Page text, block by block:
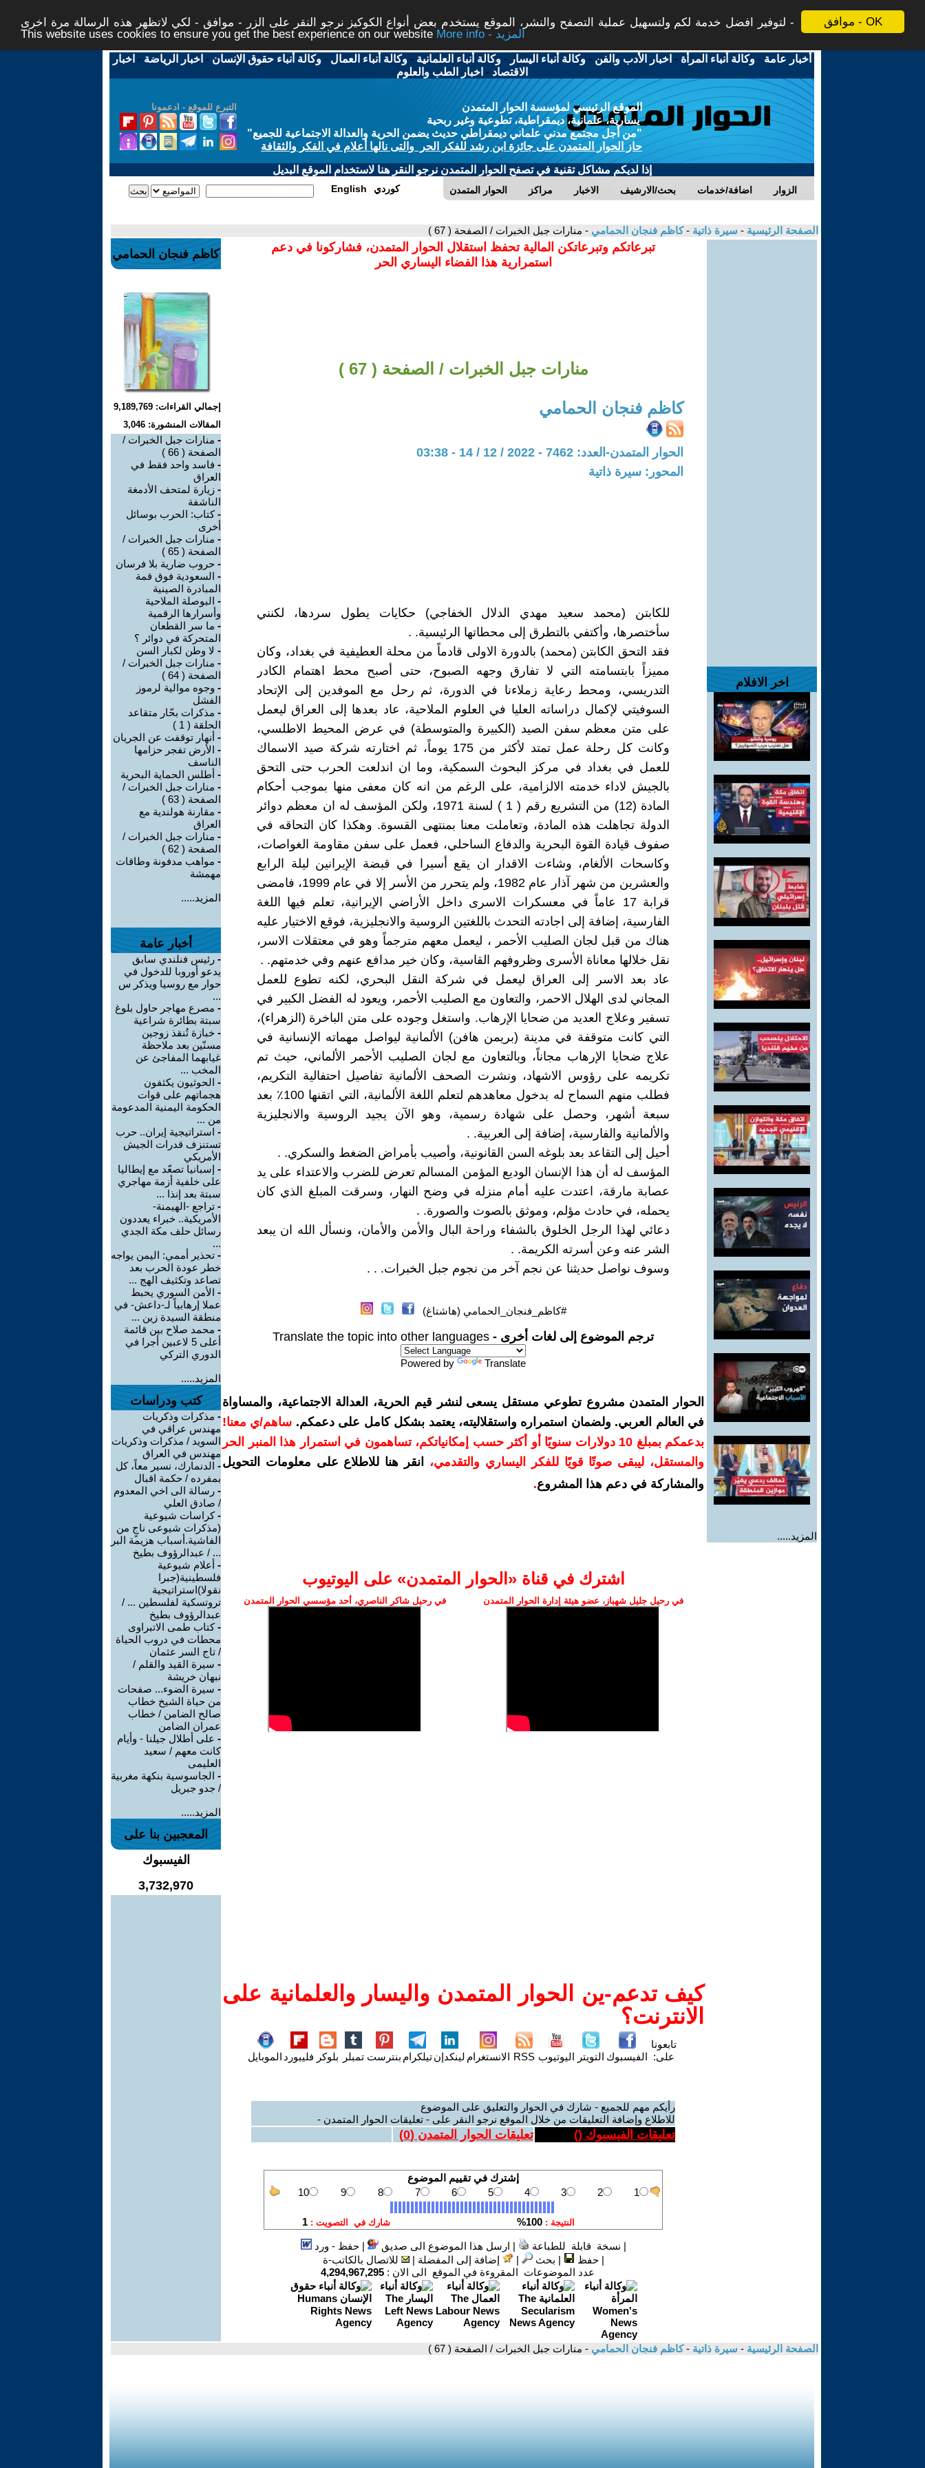
موافق - OK
لتوفير افضل خدمة لكم ولتسهيل عملية التصفح والنشر، الموقع يستخدم بعض أنواع الكوكيز نرجو النقر على الزر - موافق - لكي لاتظهر هذه الرسالة مرة اخرى -
This website uses cookies to ensure you get the best experience on our website
More info - المزيد
أخبار عامة -وكالة أنباء المرأة - اخبار الأدب والفن -وكالة أنباء اليسار -وكالة أنباء العلمانية -وكالة أنباء العمال -وكالة أنباء حقوق الإنسان - اخبار الرياضة - اخبار
الاقتصاد - اخبار الطب والعلوم
التبرع للموقع - ادعمونا
الموقع الرئيسي لمؤسسة الحوار المتمدن
يسارية، علمانية، ديمقراطية، تطوعية وغير ربحية
"من أجل مجتمع مدني علماني ديمقراطي حديث يضمن الحرية والعدالة الاجتماعية للجميع"
حاز الحوار المتمدن على جائزة ابن رشد للفكر الحر والتى نالها أعلام في الفكر والثقافة
إذا لديكم مشاكل تقنية في تصفح الحوار المتمدن نرجو النقر هنا لاستخدام الموقع البديل
الحوار المتمدن مراكز الاخبار بحث/الارشيف اضافة/خدمات الزوار English كوردي
الصفحة الرئيسية - سيرة ذاتية -كاظم فنجان الحمامي - منارات جبل الخبرات / الصفحة ( 67 )
اخر الافلام
المزيد.....
تبرعاتكم وتبرعاتكن المالية تحفظ استقلال الحوار المتمدن، فشاركونا في دعم
استمرارية هذا الفضاء اليساري الحر
منارات جبل الخبرات / الصفحة ( 67 )
كاظم فنجان الحمامي
الحوار المتمدن-العدد: 7462 - 2022 / 12 / 14 - 03:38
المحور: سيرة ذاتية
للكابتن (محمد سعيد مهدي الدلال الخفاجي) حكايات يطول سردها، لكنني
سأختصرها، وأكتفي بالتطرق إلى محطاتها الرئيسية. .
فقد التحق الكابتن (محمد) بالدورة الاولى قادماً من محلة العطيفية في بغداد، وكان
مميزاً بابتسامته التي لا تفارق وجهه الصبوح، حتى أصبح محط اهتمام الكادر
التدريسي، ومحط رعاية زملاءنا في الدورة، ثم رحل مع الموفدين إلى الإتحاد
السوفيتي لإكمال دراساته العليا في العلوم الملاحية، عاد بعدها إلى العراق ليعمل
على متن معظم سفن الصيد (الكبيرة والمتوسطة) في عرض المحيط الاطلسي،
وكانت كل رحلة عمل تمتد لأكثر من 175 يوماً، ثم اختارته شركة صيد الاسماك
للعمل في بغداد في مركز البحوث السمكية، وما ان اندلعت الحرب حتى التحق
بالجيش لاداء خدمته الالزامية، على الرغم من انه كان معفى منها بموجب أحكام
المادة (12) من التشريع رقم ( 1 ) لسنة 1971، ولكن المؤسف له ان معظم دوائر
الدولة تجاهلت هذه المادة، وتعاملت معنا بمنتهى القسوة. وهكذا كان التحاقه في
صفوف قيادة القوة البحرية والدفاع الساحلي، فعمل على سفن مقاومة الغواصات،
وكاسحات الألغام، وشاءت الاقدار ان يقع أسيرا في قبضة الإيرانين ليلة الرابع
والعشرين من شهر آذار عام 1982، ولم يتحرر من الأسر إلا في عام 1999، فامضى
قرابة 17 عاماً في معسكرات الاسرى داخل الأراضي الإيرانية، تعلم فيها اللغة
الفارسية، إضافة إلى اجادته التحدث باللغتين الروسية والانجليزية، فوقع الاختيار عليه
هناك من قبل لجان الصليب الأحمر ، ليعمل معهم مترجماً وهو في معتقلات الاسر،
نقل خلالها معاناة الأسرى وظروفهم القاسية، وكان خير مدافع عنهم وفي خدمتهم. .
عاد بعد الاسر إلى العراق ليعمل في شركة النقل البحري، لكنه تطوع للعمل
المجاني لدى الهلال الاحمر، والتعاون مع الصليب الأحمر، ويعود له الفضل الكبير في
تسفير وعلاج العديد من ضحايا الإرهاب. واستغل وجوده على متن الباخرة (الزهراء)،
التي كانت متوقفة في مدينة (بريمن هافن) الألمانية ليواصل مهماته الإنسانية في
علاج ضحايا الإرهاب مجاناً، وبالتعاون مع لجان الصليب الأحمر الألماني، حيث تم
تكريمه على رؤوس الاشهاد، ونشرت الصحف الألمانية تفاصيل احتفالية التكريم،
فطلب منهم السماح له بدخول معاهدهم لتعلم اللغة الألمانية، التي اتقنها 100٪ بعد
سبعة أشهر، وحصل على شهادة رسمية، وهو الآن يجيد الروسية والانجليزية
والألمانية والفارسية، إضافة إلى العربية. .
أحيل إلى التقاعد بعد بلوغه السن القانونية، وأصيب بأمراض الضغط والسكري. .
المؤسف له أن هذا الإنسان الوديع المؤمن المسالم تعرض للضرب والاعتداء على يد
عصابة مارقة، اعتدت عليه أمام منزله في وضح النهار، وسرقت المبلغ الذي كان
يحمله، في حادث مؤلم، وموثق بالصوت والصورة. .
دعائي لهذا الرجل الخلوق بالشفاء وراحة البال والأمن والأمان، ونسأل الله ان يبعد
الشر عنه وعن أسرته الكريمة. .
وسوف نواصل حديثنا عن نجم آخر من نجوم جبل الخبرات. . .
#كاظم_فنجان_الحمامي (هاشتاغ)
ترجم الموضوع إلى لغات أخرى - Translate the topic into other languages
Powered by Translate
الحوار المتمدن مشروع تطوعي مستقل يسعى لنشر قيم الحرية، العدالة الاجتماعية، والمساواة
في العالم العربي. ولضمان استمراره واستقلاليته، يعتمد بشكل كامل على دعمكم. ساهم/ي معنا!
بدعمكم بمبلغ 10 دولارات سنويًا أو أكثر حسب إمكانياتكم، تساهمون في استمرار هذا المنبر الحر
والمستقل، ليبقى صوتًا قويًا للفكر اليساري والتقدمي،
انقر هنا للاطلاع على معلومات التحويل
والمشاركة في دعم هذا المشروع.
اشترك في قناة ‫«الحوار المتمدن» على اليوتيوب
في رحيل جليل شهباز، عضو هيئة إدارة الحوار المتمدن في رحيل شاكر الناصري، أحد مؤسسي الحوار المتمدن
كيف تدعم-ين الحوار المتمدن واليسار والعلمانية على
الانترنت؟
تابعونا
على: الفيسبوك التويتر اليوتيوب RSS الانستغرام لينكدإنتيلكرام بنترست تمبلر بلوكر فليبورد الموبايل
رأيكم مهم للجميع - شارك في الحوار والتعليق على الموضوع
للاطلاع وإضافة التعليقات من خلال الموقع نرجو النقر على - تعليقات الحوار المتمدن -
تعليقات الفيسبوك () تعليقات الحوار المتمدن (0
)
| نسخة قابلة للطباعة | ارسل هذا الموضوع الى صديق |حفظ - ورد
|حفظ | بحث | إضافة إلى المفضلة |
للاتصال بالكاتب-ة
عدد الموضوعات المقروءة في الموقع الى الان : 4,294,967,295
كاظم فنجان الحمامي
إجمالي القراءات: 9,189,769
المقالات المنشورة: 3,046
- منارات جبل الخبرات /
الصفحة ( 66 )
- فاسد واحد فقط في
العراق
- زيارة لمتحف الأدمغة
الناشفة
-كتاب: الحرب بوسائل
أخرى
- منارات جبل الخبرات /
الصفحة ( 65 )
- حروب ضارية بلا فرسان
- السعودية فوق قمة
المبادرة الصينية
- البوصلة الملاحية
وأسرارها الرقمية
- ما سر القطعان
المتحركة في دوائر ؟
- لا وطن لكبار السن
- منارات جبل الخبرات /
الصفحة ( 64 )
- وجوه موالية لرموز
الفشل
- مذكرات بحّار متقاعد
الحلقة ( 1 )
- أنهار توقفت عن الجريان
- الأرض تفجر حزامها
الناسف
- أطلس الحماية البحرية
- منارات جبل الخبرات /
الصفحة ( 63 )
- مقارنة هولندية مع
العراق
- منارات جبل الخبرات /
الصفحة ( 62 )
- مواهب مدفونة وطاقات
مهمشة
المزيد.....
أخبار عامة
- رئيس فنلندي سابق
يدعو أوروبا للدخول في
حوار مع روسيا ويذكر س
...
- مصرع مهاجر حاول بلوغ
سبتة بطائرة شراعية
- خبازة تُنقذ زوجين
مسنّين بعد ملاحظة
غيابهما المفاجئ عن
المخب ...
- الحوثيون يكثفون
هجماتهم على قوات
الحكومة اليمنية المدعومة
من ...
- استراتيجية إيران.. حرب
تستنزف قدرات الجيش
الأمريكي
- إسبانيا تصعّد مع إيطاليا
على خلفية أزمة مهاجري
سبتة بعد إنذا ...
- تراجع -الهيمنة-
الأمريكية.. خبراء يعددون
رسائل حلف مكة الجدي
...
- تحذير أممي: اليمن يواجه
خطر عودة الحرب بعد
تصاعد وتكثيف الهج ...
- الأمن السوري يحبط
عملا إرهابياً لـ-داعش- في
منطقة السيدة زين ...
- محمد صلاح بين قائمة
أعلى 5 لاعبين أجرا في
الدوري التركي
المزيد.....
كتب ودراسات
- مذكرات وذكريات
مهندس عراقي في
السويد / مذكرات وذكريات
مهندس في العراق
- الدنمارك، نسير معاً، كل
بمفرده / حكمة اقبال
- رسالة الى اخي المعدوم
/ صادق العلي
-كراسات شيوعية
(مذكرات شيوعى ناجٍ من
الفاشية.أسباب هزيمة البر
... / عبدالرؤوف بطيخ
- أعلام شيوعية
فلسطينية(جبرا
نقولا)استراتيجية
تروتسكية لفلسطين ... /
عبدالرؤوف بطيخ
-كتاب طمى الاتبراوى
محطات في دروب الحياة
/ تاج السر عثمان
- سيرة القيد والقلم /
نبهان خريشة
- سيرة الضوء... صفحات
من حياة الشيخ خطاب
صالح الضامن / خطاب
عمران الضامن
- على أطلال جيلنا - وأيام
كانت معهم / سعيد
العليمى
- الجاسوسية بنكهة مغربية
/ جدو جبريل
المزيد.....
المعجبين بنا على
الفيسبوك
3,732,970
الصفحة الرئيسية - سيرة ذاتية -كاظم فنجان الحمامي - منارات جبل الخبرات / الصفحة ( 67 )